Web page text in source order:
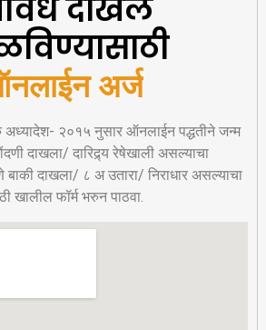
दाखले
अर्ज
अध्यादेश- २०१५ नुसार ऑनलाईन पद्धतीने जन्म
दाखला/ दारिद्र्य रेषेखाली असल्याचा
दाखला/ ८ अ उतारा/ निराधार असल्याचा
खालील फॉर्म भरुन पाठवा.